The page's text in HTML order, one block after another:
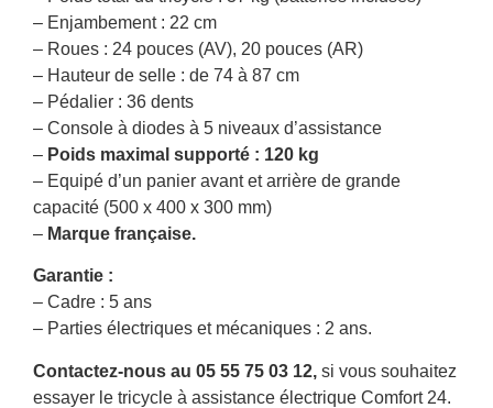
– Enjambement : 22 cm
– Roues : 24 pouces (AV), 20 pouces (AR)
– Hauteur de selle : de 74 à 87 cm
– Pédalier : 36 dents
– Console à diodes à 5 niveaux d’assistance
– Poids maximal supporté : 120 kg
– Equipé d’un panier avant et arrière de grande
capacité (500 x 400 x 300 mm)
– Marque française.
Garantie :
– Cadre : 5 ans
– Parties électriques et mécaniques : 2 ans.
Contactez-nous au 05 55 75 03 12, si vous souhaitez
essayer le tricycle à assistance électrique Comfort 24.